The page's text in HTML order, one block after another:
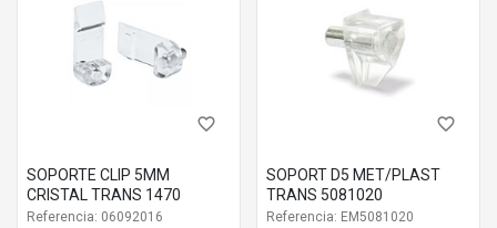
favorite_border
SOPORTE CLIP 5MM
CRISTAL TRANS 1470
Referencia: 06092016
favorite_border
SOPORT D5 MET/PLAST
TRANS 5081020
Referencia: EM5081020